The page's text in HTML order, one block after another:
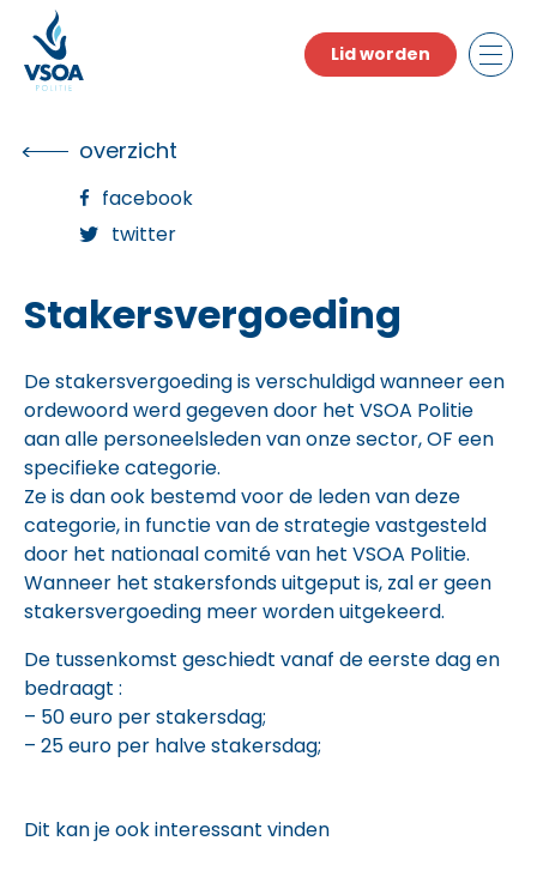
the
content
Lid worden
overzicht
facebook
twitter
Stakersvergoeding
De stakersvergoeding is verschuldigd wanneer een
ordewoord werd gegeven door het VSOA Politie
aan alle personeelsleden van onze sector, OF een
specifieke categorie.
Ze is dan ook bestemd voor de leden van deze
categorie, in functie van de strategie vastgesteld
door het nationaal comité van het VSOA Politie.
Wanneer het stakersfonds uitgeput is, zal er geen
stakersvergoeding meer worden uitgekeerd.
De tussenkomst geschiedt vanaf de eerste dag en
bedraagt :
– 50 euro per stakersdag;
– 25 euro per halve stakersdag;
Dit kan je ook interessant vinden